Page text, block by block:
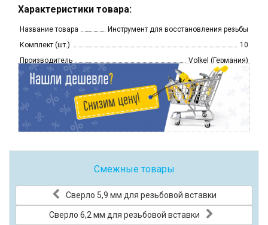
Характеристики товара:
Название товара
Инструмент для восстановления резьбы
Комплект (шт.)
10
Производитель
Volkel (Германия)
Смежные товары
Сверло 5,9 мм для резьбовой вставки
Сверло 6,2 мм для резьбовой вставки